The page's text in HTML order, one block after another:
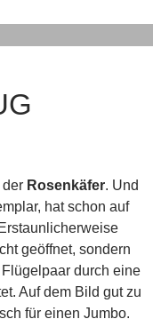
der Rosenkäfer. Und
hat schon auf
geöffnet, sondern
durch eine
Auf dem Bild gut zu
für einen Jumbo.